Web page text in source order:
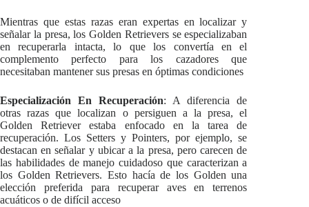
Mientras que estas razas eran expertas en localizar y
señalar la presa, los Golden Retrievers se especializaban
en recuperarla intacta, lo que los convertía en el
complemento perfecto para los cazadores que
necesitaban mantener sus presas en óptimas condiciones
Especialización En Recuperación: A diferencia de
otras razas que localizan o persiguen a la presa, el
Golden Retriever estaba enfocado en la tarea de
recuperación. Los Setters y Pointers, por ejemplo, se
destacan en señalar y ubicar a la presa, pero carecen de
las habilidades de manejo cuidadoso que caracterizan a
los Golden Retrievers. Esto hacía de los Golden una
elección preferida para recuperar aves en terrenos
acuáticos o de difícil acceso